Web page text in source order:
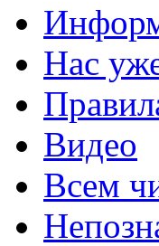
Нас
Видео
Всем